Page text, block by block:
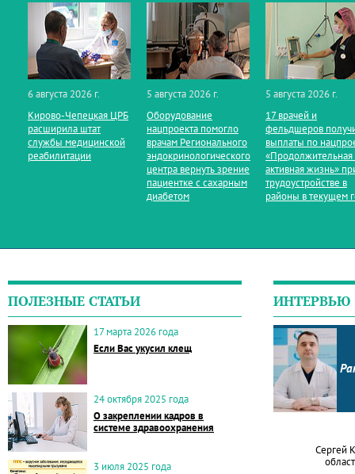
6 августа 2026 г.
Кирово‑Чепецкая ЦРБ
расширила штат
службы медицинской
реабилитации
5 августа 2026 г.
Оборудование
нацпроекта помогло
врачам Регионального
эндокринологического
центра вернуть зрение
пациентке с сахарным
диабетом
5 августа 2026 г.
17 врачей и
фельдшеров
выплаты по
«Продолжительная
активная жизнь»
трудоустройстве в
районы в текущем
ПОЛЕЗНЫЕ СТАТЬИ
17 марта 2026 года
Если Вас укусил клещ
24 октября 2025 года
О закреплении кадров в
системе здравоохранения
3 июля 2025 года
ИНТЕРВЬЮ
Сергей